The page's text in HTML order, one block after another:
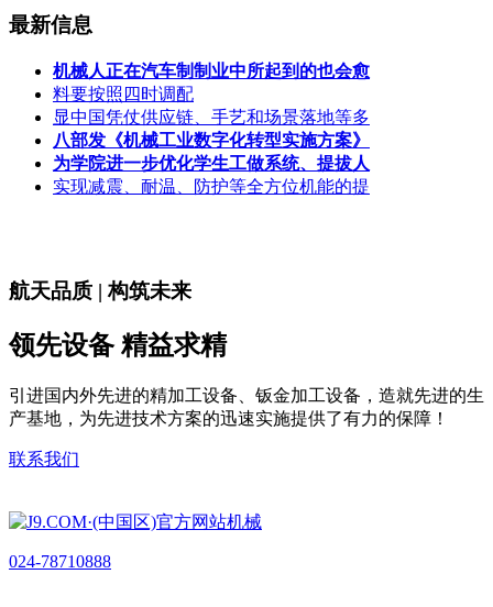
最新信息
机械人正在汽车制制业中所起到的也会愈
料要按照四时调配
显中国凭仗供应链、手艺和场景落地等多
八部发《机械工业数字化转型实施方案》
为学院进一步优化学生工做系统、提拔人
实现减震、耐温、防护等全方位机能的提
航天品质 | 构筑未来
领先设备 精益求精
引进国内外先进的精加工设备、钣金加工设备，造就先进的生
产基地，为先进技术方案的迅速实施提供了有力的保障！
联系我们
024-78710888